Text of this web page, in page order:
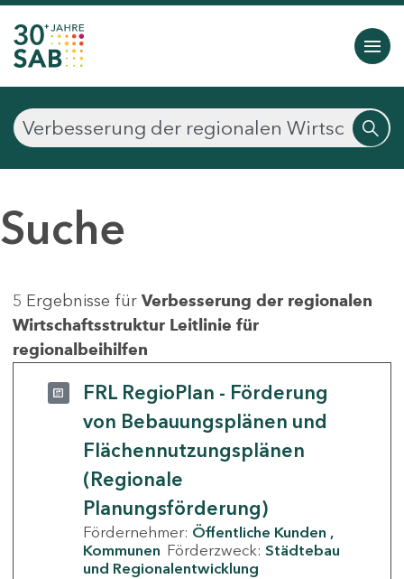
Suche
5 Ergebnisse für Verbesserung der regionalen
Wirtschaftsstruktur Leitlinie für
regionalbeihilfen
FRL RegioPlan - Förderung
von Bebauungsplänen und
Flächennutzungsplänen
(Regionale
Planungsförderung)
Fördernehmer: Öffentliche Kunden
Kommunen Förderzweck: Städtebau
und Regionalentwicklung